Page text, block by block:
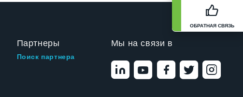
ОБРАТНАЯ СВЯЗЬ
Партнеры
Поиск партнера
Мы на связи в